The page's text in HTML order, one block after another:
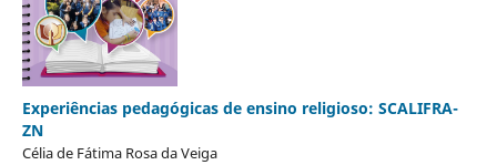
Experiências pedagógicas de ensino religioso: SCALIFRA-
ZN
Célia de Fátima Rosa da Veiga